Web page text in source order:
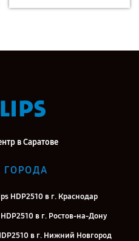
в Саратове
ГОРОДА
HDP2510 в г. Краснодар
в г. Ростов-на-Дону
в г. Нижний Новгород